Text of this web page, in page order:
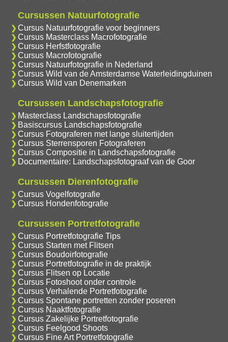
Cursussen Natuurfotografie
Cursus Natuurfotografie voor beginners
Cursus Masterclass Macrofotografie
Cursus Herfstfotografie
Cursus Macrofotografie
Cursus Natuurfotografie in Nederland
Cursus Wild van de Amsterdamse Waterleidingduinen
Cursus Wild van Denemarken
Cursussen Landschapsfotografie
Masterclass Landschapsfotografie
Basiscursus Landschapsfotografie
Cursus Fotograferen met lange sluitertijden
Cursus Sterrensporen Fotograferen
Cursus Compositie in Landschapsfotografie
Documentaire: Landschapsfotograaf van de Goor
Cursussen Dierenfotografie
Cursus Vogelfotografie
Cursus Hondenfotografie
Cursussen Portretfotografie
Cursus Portretfotografie Tips
Cursus Starten met Flitsen
Cursus Boudoirfotografie
Cursus Portretfotografie in de praktijk
Cursus Flitsen op Locatie
Cursus Fotoshoot onder controle
Cursus Verhalende Portretfotografie
Cursus Spontane portretten zonder poseren
Cursus Naaktfotografie
Cursus Zakelijke Portretfotografie
Cursus Feelgood Shoots
Cursus Fine Art Portretfotografie